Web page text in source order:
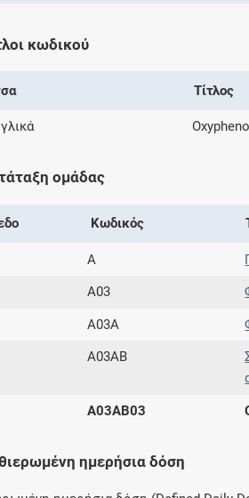
κωδικού
Τίτλος
ομάδας
Κωδικός
A
A03
A03A
A03AB
A03AB03
ημερήσια δόση